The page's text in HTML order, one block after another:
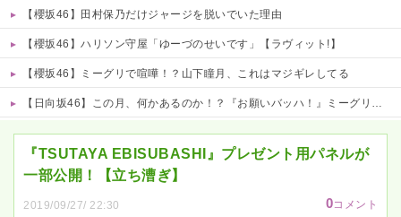
【櫻坂46】田村保乃だけジャージを脱いでいた理由
【櫻坂46】ハリソン守屋「ゆーづのせいです」【ラヴィット!】
【櫻坂46】ミーグリで喧嘩！？山下瞳月、これはマジギレしてる
【日向坂46】この月、何かあるのか！？『お願いバッハ！』ミーグリ日程がこちら
『TSUTAYA EBISUBASHI』プレゼント用パネルが
一部公開！【立ち漕ぎ】
2019/09/27/ 22:30 0コメント